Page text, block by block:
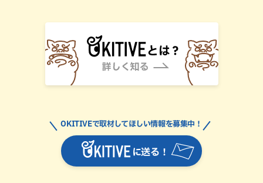
に送る！
OKITIVEで取材してほしい情報を募集中！